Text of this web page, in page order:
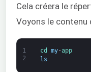
Cela créera le
Voyons le contenu
1
2
cd my-app
ls